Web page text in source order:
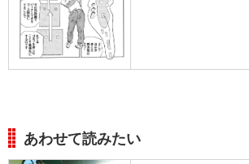
あわせて読みたい